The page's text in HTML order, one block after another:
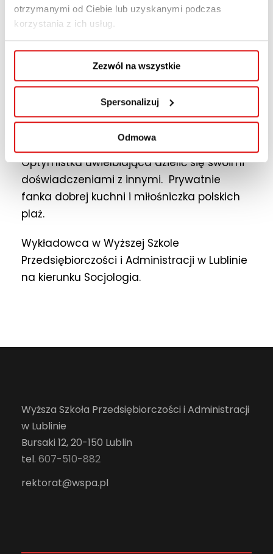
otrzymanymi od Ciebie lub uzyskanymi podczas
korzystania z ich usług.
Zezwól na wszystkie
Spersonalizuj
Odmowa
Pasjonatka pracy z ludźmi, na co dzień
policjantka od prawie 18 lat związana z
Komendą Miejską Policji w Jaworznie, gdzie
specjalizuje się w sprawach dotyczących
rodzinnej. Od 2021 roku pełni funkcję
Kuratora Społecznego do spraw rodzinnych
i nieletnich przy Sądzie Rejonowym.
Optymistka uwielbiająca dzielić się swoimi
doświadczeniami z innymi. Prywatnie
fanka dobrej kuchni i miłośniczka polskich
plaż.
Wykładowca w Wyższej Szkole
Przedsiębiorczości i Administracji w Lublinie
na kierunku Socjologia.
Wyższa Szkoła Przedsiębiorczości i Administracji
w Lublinie
Bursaki 12, 20-150 Lublin
tel. 607-510-882
rektorat@wspa.pl